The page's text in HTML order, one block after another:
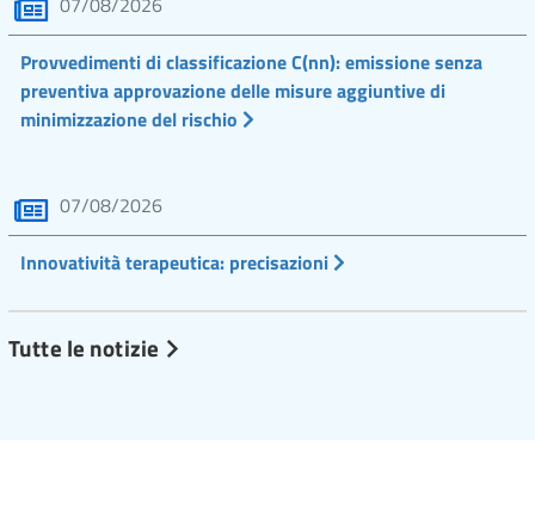
Provvedimenti di classificazione C(nn): emissione senza
preventiva approvazione delle misure aggiuntive di
minimizzazione del rischio
07/08/2026
Innovatività terapeutica: precisazioni
Tutte le notizie